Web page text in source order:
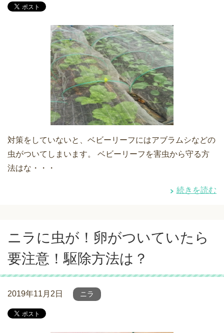
対策をしていないと、ベビーリーフにはアブラムシなどの
虫がついてしまいます。 ベビーリーフを害虫から守る方
法はな・・・
続きを読む
ニラに虫が！卵がついていたら
要注意！駆除方法は？
2019年11月2日 ニラ